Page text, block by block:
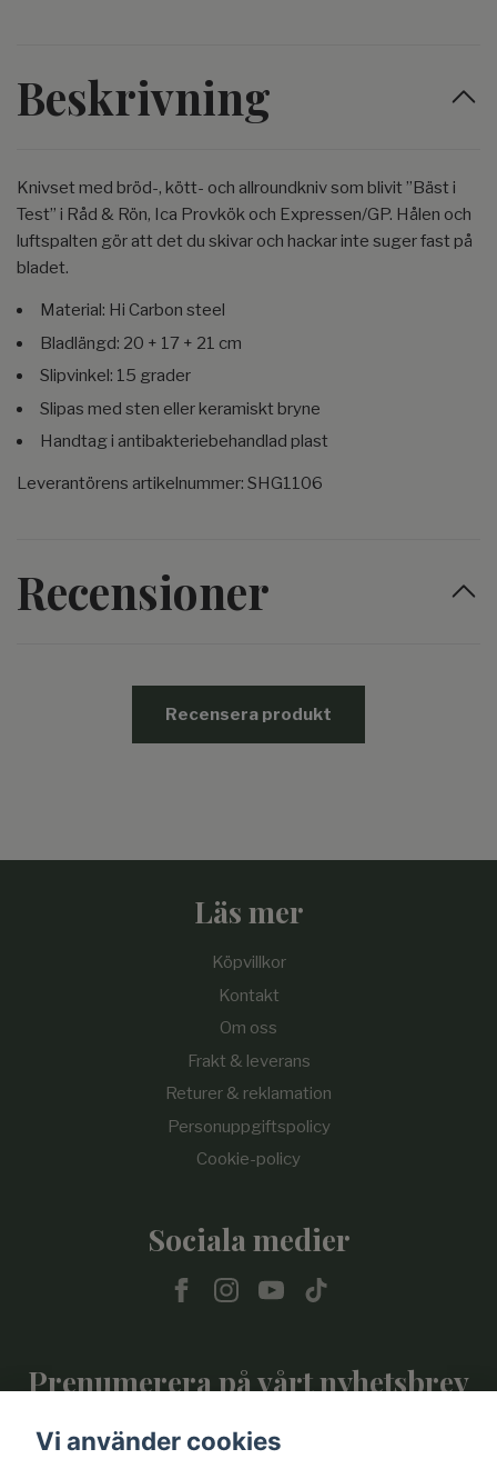
Beskrivning
Knivset med bröd-, kött- och allroundkniv som blivit ”Bäst i
Test” i Råd & Rön, Ica Provkök och Expressen/GP. Hålen och
luftspalten gör att det du skivar och hackar inte suger fast på
bladet.
Material: Hi Carbon steel
Bladlängd: 20 + 17 + 21 cm
Slipvinkel: 15 grader
Slipas med sten eller keramiskt bryne
Handtag i antibakteriebehandlad plast
Leverantörens artikelnummer: SHG1106
Recensioner
Recensera produkt
Läs mer
Köpvillkor
Kontakt
Om oss
Frakt & leverans
Returer & reklamation
Personuppgiftspolicy
Cookie-policy
Sociala medier
Prenumerera på vårt nyhetsbrev
Vi använder cookies